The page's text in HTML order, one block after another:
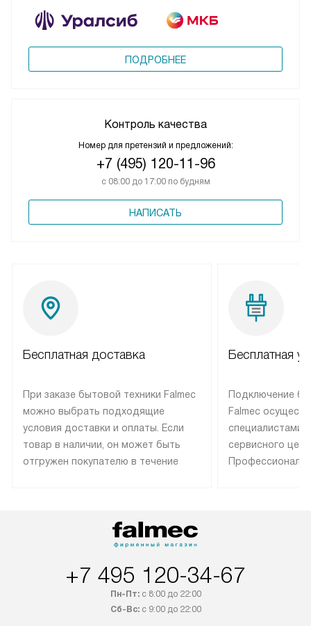
ПОДРОБНЕЕ
Контроль качества
Номер для претензий и предложений:
+7 (495) 120-11-96
с 08:00 до 17:00 по будням
НАПИСАТЬ
Бесплатная доставка
При заказе бытовой техники Falmec
можно выбрать подходящие
условия доставки и оплаты. Если
товар в наличии, он может быть
отгружен покупателю в течение
оплачивается дополнительно.
Возможна доставка товаров по
Бесплатная
Подключение
Falmec
специалистами
сервисного
+7 495 120-34-67
Пн-Пт:с 8:00 до 22:00
Сб-Вс:с 9:00 до 22:00